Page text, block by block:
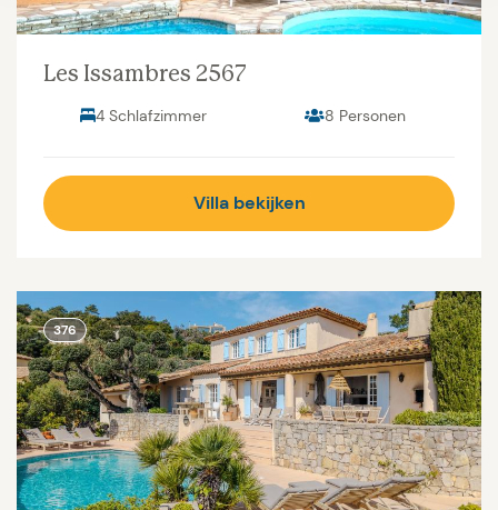
Les Issambres 2567
4 Schlafzimmer 8 Personen
Villa bekijken
376